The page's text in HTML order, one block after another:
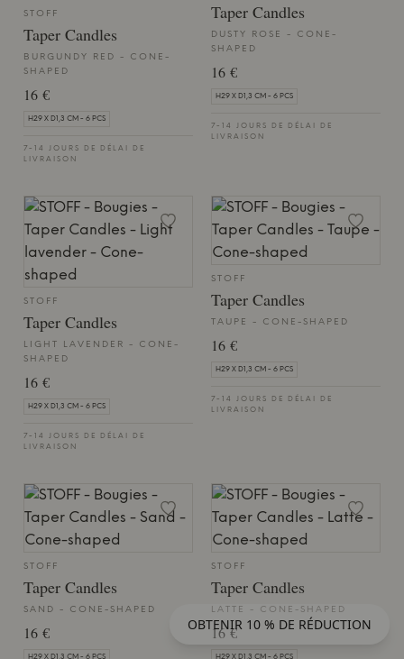
STOFF
Taper Candles
BURGUNDY RED - CONE-
SHAPED
16 €
H29 X D1,3 CM - 6 PCS
7-14 JOURS DE DÉLAI DE
LIVRAISON
Taper Candles
DUSTY ROSE - CONE-
SHAPED
16 €
H29 X D1,3 CM - 6 PCS
7-14 JOURS DE DÉLAI DE
LIVRAISON
STOFF
Taper Candles
LIGHT LAVENDER - CONE-
SHAPED
16 €
H29 X D1,3 CM - 6 PCS
7-14 JOURS DE DÉLAI DE
LIVRAISON
STOFF
Taper Candles
TAUPE - CONE-SHAPED
16 €
H29 X D1,3 CM - 6 PCS
7-14 JOURS DE DÉLAI DE
LIVRAISON
STOFF
Taper Candles
SAND - CONE-SHAPED
16 €
H29 X D1,3 CM - 6 PCS
STOFF
Taper Candles
LATTE - CONE-SHAPED
16 €
H29 X D1,3 CM - 6 PCS
OBTENIR 10 % DE RÉDUCTION